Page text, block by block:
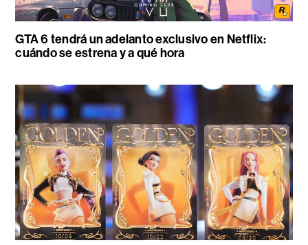
GTA 6 tendrá un adelanto exclusivo en Netflix:
cuándo se estrena y a qué hora